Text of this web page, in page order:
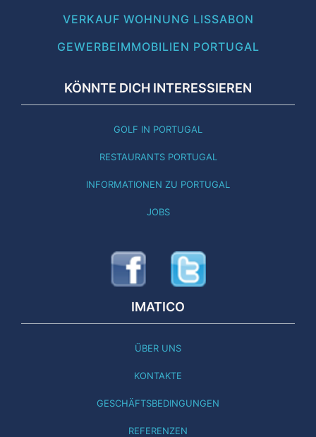
VERKAUF WOHNUNG LISSABON
GEWERBEIMMOBILIEN PORTUGAL
KÖNNTE DICH INTERESSIEREN
GOLF IN PORTUGAL
RESTAURANTS PORTUGAL
INFORMATIONEN ZU PORTUGAL
JOBS
IMATICO
ÜBER UNS
KONTAKTE
GESCHÄFTSBEDINGUNGEN
REFERENZEN